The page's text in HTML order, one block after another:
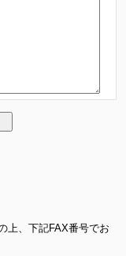
上、下記FAX番号でお